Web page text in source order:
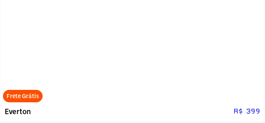
Frete Grátis
Everton R$ 399